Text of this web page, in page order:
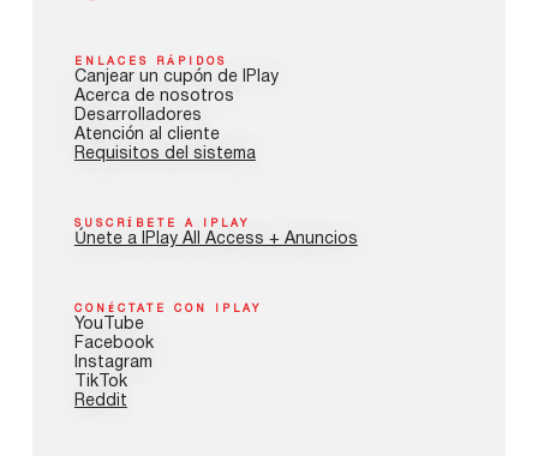
ENLACES RÁPIDOS
Canjear un cupón de IPlay
Acerca de nosotros
Desarrolladores
Atención al cliente
Requisitos del sistema
SUSCRÍBETE A IPLAY
Únete a IPlay All Access + Anuncios
CONÉCTATE CON IPLAY
YouTube
Facebook
Instagram
TikTok
Reddit